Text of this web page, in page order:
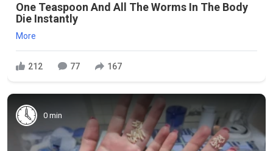
One Teaspoon And All The Worms In The Body
Die Instantly
More
212 77 167
0 min